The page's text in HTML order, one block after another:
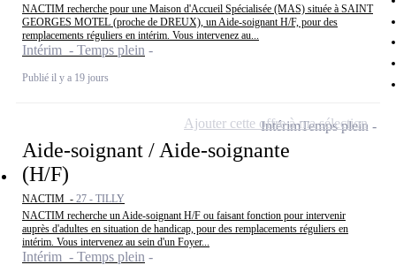
NACTIM recherche pour une Maison d'Accueil Spécialisée (MAS) située à SAINT
GEORGES MOTEL (proche de DREUX), un Aide-soignant H/F, pour des
remplacements réguliers en intérim. Vous intervenez au...
Intérim - Temps plein
Publié il y a 19 jours
Aide-soignant / Aide-soignante
(H/F)
NACTIM - 27 - TILLY
NACTIM recherche un Aide-soignant H/F ou faisant fonction pour intervenir
auprès d'adultes en situation de handicap, pour des remplacements réguliers en
intérim. Vous intervenez au sein d'un Foyer...
Intérim - Temps plein
IntérimTemps plein
Ajouter cette offre à ma sélection